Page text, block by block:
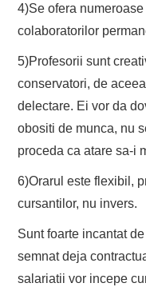
4)Se ofera
colaboratorilor
5)Profesorii sunt
conservatori, de
delectare. Ei vor da
obositi de munca, nu
proceda ca atare sa-i
6)Orarul este flexibil,
cursantilor, nu invers.
Sunt foarte incantat
semnat deja
salariatii vor incepe